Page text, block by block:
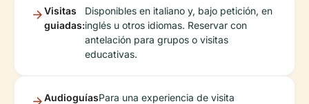
Visitas
guiadas:
Disponibles en italiano y, bajo petición, en
inglés u otros idiomas. Reservar con
antelación para grupos o visitas
educativas.
AudioguíasPara una experiencia de visita